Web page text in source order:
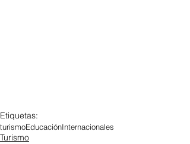
Etiquetas:
turismoEducaciónInternacionales
Turismo